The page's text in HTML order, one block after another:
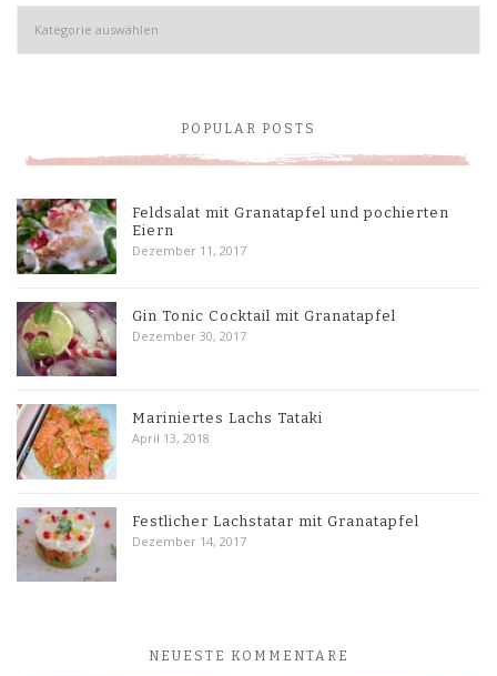
Kategorien
POPULAR POSTS
Feldsalat mit Granatapfel und pochierten
Eiern
Dezember 11, 2017
Gin Tonic Cocktail mit Granatapfel
Dezember 30, 2017
Mariniertes Lachs Tataki
April 13, 2018
Festlicher Lachstatar mit Granatapfel
Dezember 14, 2017
NEUESTE KOMMENTARE